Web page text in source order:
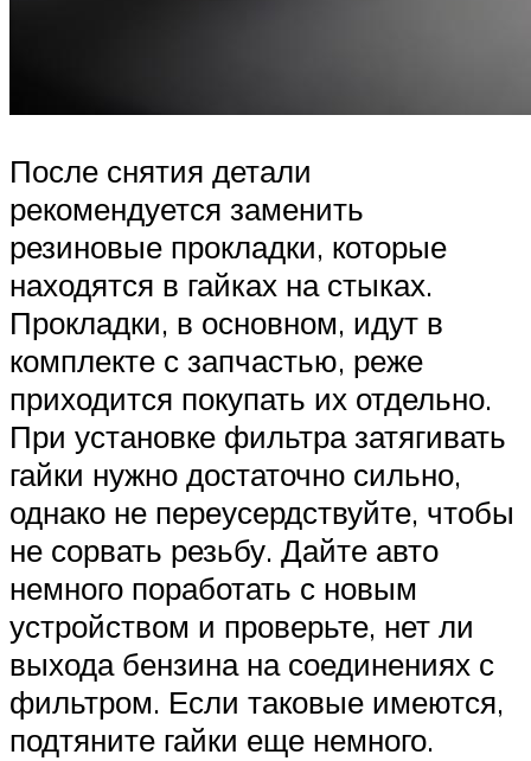
После снятия детали
рекомендуется заменить
резиновые прокладки, которые
находятся в гайках на стыках.
Прокладки, в основном, идут в
комплекте с запчастью, реже
приходится покупать их отдельно.
При установке фильтра затягивать
гайки нужно достаточно сильно,
однако не переусердствуйте, чтобы
не сорвать резьбу. Дайте авто
немного поработать с новым
устройством и проверьте, нет ли
выхода бензина на соединениях с
фильтром. Если таковые имеются,
подтяните гайки еще немного.